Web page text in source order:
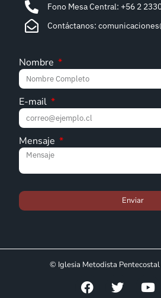
Fono Mesa Central: +56 2
Contáctanos:
Nombre
E-mail
Mensaje
Enviar
© Iglesia Metodista